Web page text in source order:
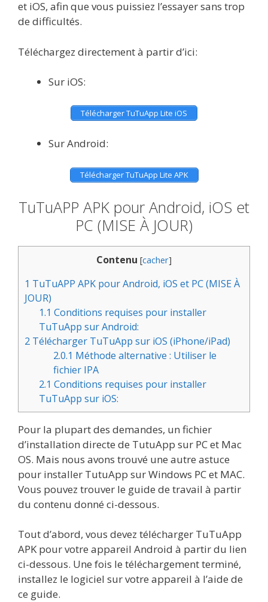
et iOS, afin que vous puissiez l’essayer sans trop
de difficultés.
Téléchargez directement à partir d’ici:
Sur iOS:
Télécharger TuTuApp Lite iOS
Sur Android:
Télécharger TuTuApp Lite APK
TuTuAPP APK pour Android, iOS et
PC (MISE À JOUR)
Contenu [cacher]
1 TuTuAPP APK pour Android, iOS et PC (MISE À
JOUR)
1.1 Conditions requises pour installer
TuTuApp sur Android:
2 Télécharger TuTuApp sur iOS (iPhone/iPad)
2.0.1 Méthode alternative : Utiliser le
fichier IPA
2.1 Conditions requises pour installer
TuTuApp sur iOS:
Pour la plupart des demandes, un fichier
d’installation directe de TutuApp sur PC et Mac
OS. Mais nous avons trouvé une autre astuce
pour installer TutuApp sur Windows PC et MAC.
Vous pouvez trouver le guide de travail à partir
du contenu donné ci-dessous.
Tout d’abord, vous devez télécharger TuTuApp
APK pour votre appareil Android à partir du lien
ci-dessous. Une fois le téléchargement terminé,
installez le logiciel sur votre appareil à l’aide de
ce guide.